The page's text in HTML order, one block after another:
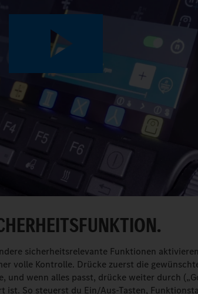
Play
Video
sicherheitsrelevante Funktionen
volle Kontrolle. Drücke zuerst die
wenn alles passt, drücke weiter durch
So steuerst du Ein/Aus-Tasten,